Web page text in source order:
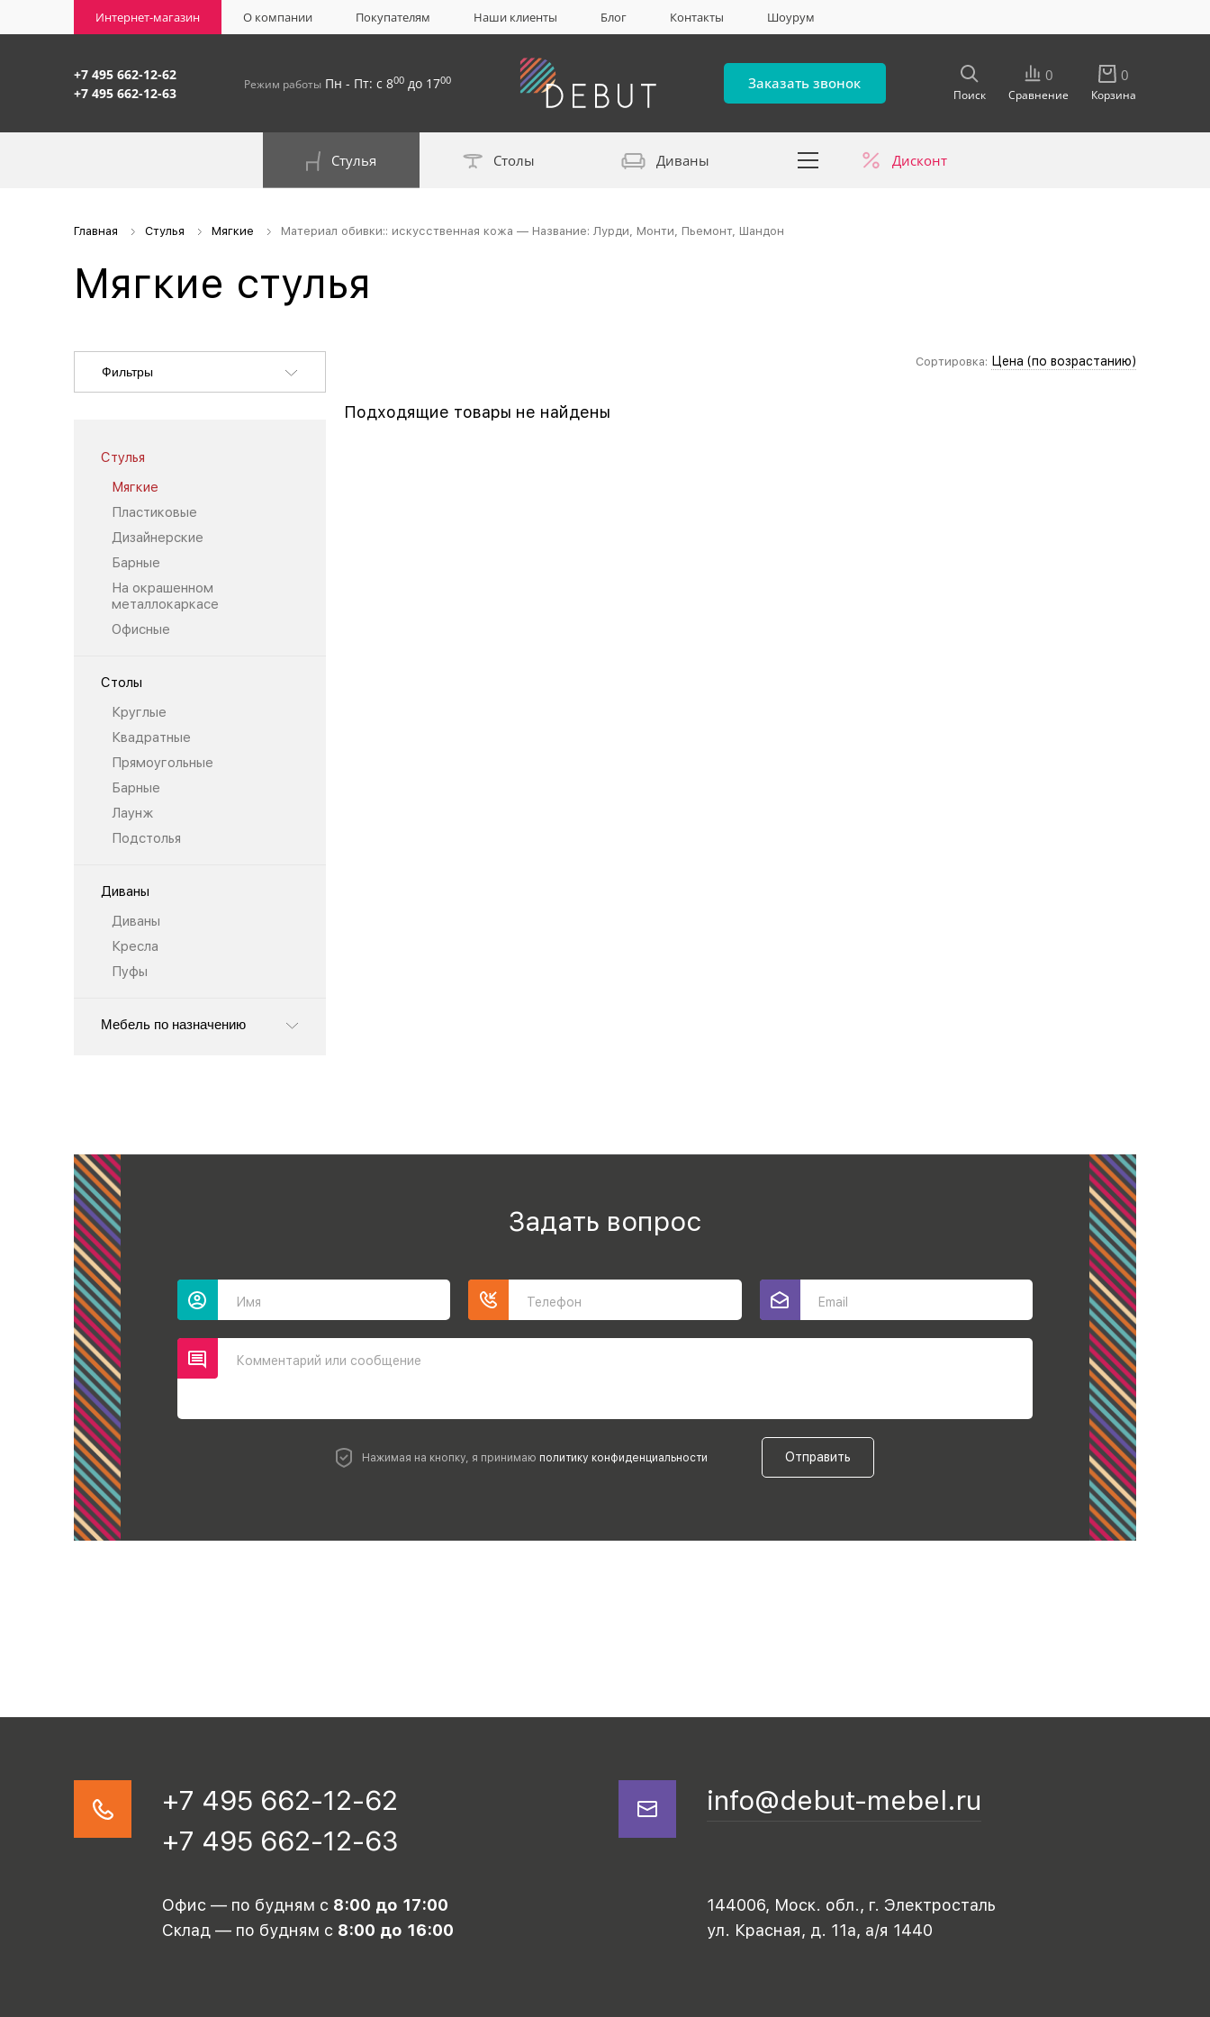
Интернет-магазин О компании Покупателям Наши клиенты Блог Контакты Шоурум
+7 495 662-12-62
+7 495 662-12-63
Режим работы Пн - Пт: с 800 до 1700 Заказать звонок
Поиск
0
Сравнение
0
Корзина
Стулья Столы Диваны Дисконт
Главная Стулья Мягкие Материал обивки:: искусственная кожа — Название: Лурди, Монти, Пьемонт, Шандон
Мягкие стулья
Фильтры
Стулья
Мягкие
Пластиковые
Дизайнерские
Барные
На окрашенном
металлокаркасе
Офисные
Столы
Круглые
Квадратные
Прямоугольные
Барные
Лаунж
Подстолья
Диваны
Диваны
Кресла
Пуфы
Мебель по назначению
Сортировка: Цена (по возрастанию)
Подходящие товары не найдены
Задать вопрос
Имя Телефон Email
Комментарий или сообщение
Нажимая на кнопку, я принимаю политику конфиденциальности Отправить
+7 495 662-12-62
+7 495 662-12-63
info@debut-mebel.ru
Офис — по будням с 8:00 до 17:00
Склад — по будням с 8:00 до 16:00
144006, Моск. обл., г. Электросталь
ул. Красная, д. 11а, а/я 1440